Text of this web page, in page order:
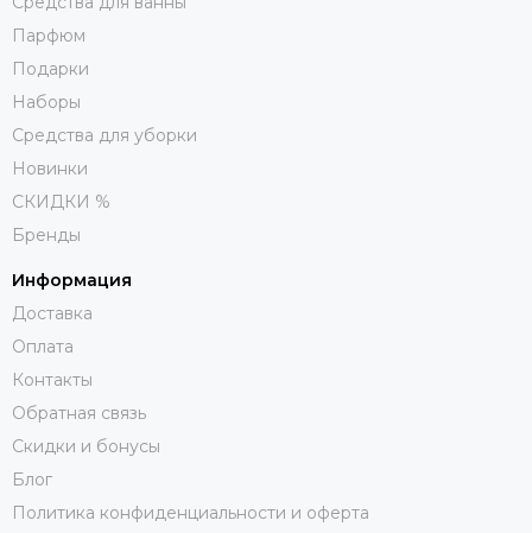
Парфюм
Подарки
Наборы
Средства для уборки
Новинки
СКИДКИ %
Бренды
Информация
Доставка
Оплата
Контакты
Обратная связь
Скидки и бонусы
Блог
Политика конфиденциальности и оферта